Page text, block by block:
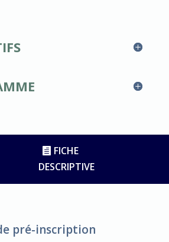
FICHE
DESCRIPTIVE
pré-inscription